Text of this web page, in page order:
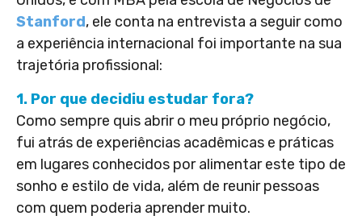
Stanford, ele conta na entrevista a seguir como
a experiência internacional foi importante na sua
trajetória profissional:
1. Por que decidiu estudar fora?
Como sempre quis abrir o meu próprio negócio,
fui atrás de experiências acadêmicas e práticas
em lugares conhecidos por alimentar este tipo de
sonho e estilo de vida, além de reunir pessoas
com quem poderia aprender muito.